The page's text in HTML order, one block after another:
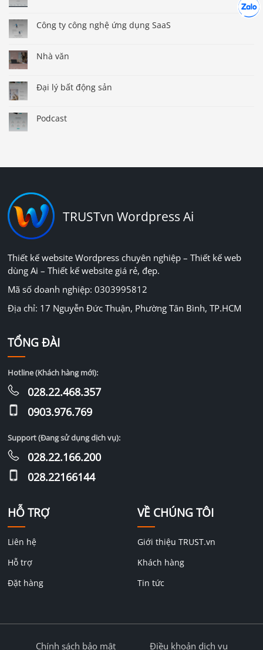
Công ty công nghệ ứng dụng SaaS
Nhà văn
Đại lý bất động sản
Podcast
TRUSTvn Wordpress Ai
Thiết kế website Wordpress chuyên nghiệp – Thiết kế web
dùng Ai – Thiết kế website giá rẻ, đẹp.
Mã số doanh nghiệp: 0303995812
Địa chỉ: 17 Nguyễn Đức Thuận, Phường Tân Bình, TP.HCM
HỖ TRỢ
Liên hệ
Hỗ trợ
Đặt hàng
VỀ CHÚNG TÔI
Giới thiệu TRUST.vn
Khách hàng
Tin tức
TỔNG ĐÀI
Hotline (Khách hàng mới):
028.22.468.357
0903.976.769
Support (Đang sử dụng dịch vụ):
028.22.166.200
028.22166144
Chính sách bảo mật Điều khoản dịch vụ
Chát